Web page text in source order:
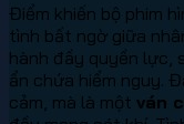
Điểm khiến bộ phim
tình bất ngờ giữa
hành đầy quyền lực,
ẩn chứa hiểm nguy.
cảm, mà là một ván